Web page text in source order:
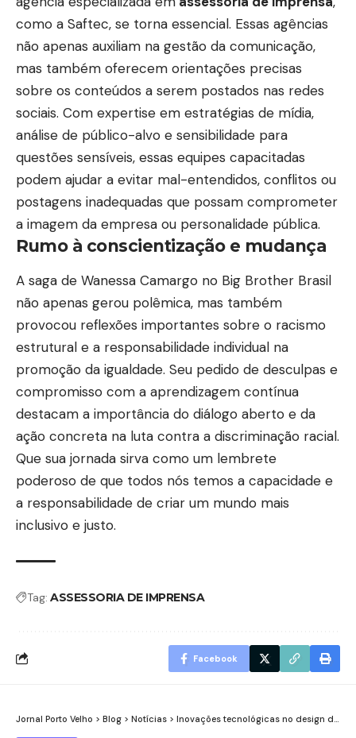
como a Saftec, se torna essencial. Essas agências
não apenas auxiliam na gestão da comunicação,
mas também oferecem orientações precisas
sobre os conteúdos a serem postados nas redes
sociais. Com expertise em estratégias de mídia,
análise de público-alvo e sensibilidade para
questões sensíveis, essas equipes capacitadas
podem ajudar a evitar mal-entendidos, conflitos ou
postagens inadequadas que possam comprometer
a imagem da empresa ou personalidade pública.
Rumo à conscientização e mudança
A saga de Wanessa Camargo no Big Brother Brasil
não apenas gerou polêmica, mas também
provocou reflexões importantes sobre o racismo
estrutural e a responsabilidade individual na
promoção da igualdade. Seu pedido de desculpas e
compromisso com a aprendizagem contínua
destacam a importância do diálogo aberto e da
ação concreta na luta contra a discriminação racial.
Que sua jornada sirva como um lembrete
poderoso de que todos nós temos a capacidade e
a responsabilidade de criar um mundo mais
inclusivo e justo.
Tag: ASSESSORIA DE IMPRENSA
Facebook
Jornal Porto Velho > Blog > Notícias > Inovações tecnológicas no design de imóveis sustentáveis: construindo o futuro verde